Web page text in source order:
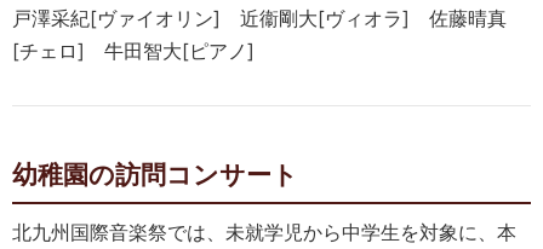
戸澤采紀[ヴァイオリン] 近衞剛大[ヴィオラ] 佐藤晴真
[チェロ] 牛田智大[ピアノ]
幼稚園の訪問コンサート
北九州国際音楽祭では、未就学児から中学生を対象に、本